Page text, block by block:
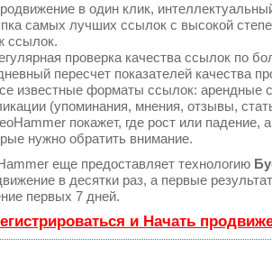
в один клик,
самых лучших ссылок с высокой
ссылок.
проверка качества ссылок по
пересчет показателей качества
известные форматы ссылок: арендные
(упоминания, мнения, отзывы,
покажет, где рост или падение,
нужно обратить внимание.
еще предоставляет технологию
в десятки раз, а первые
первых 7 дней.
и Начать